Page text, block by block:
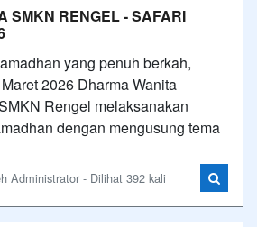
SMKN RENGEL - SAFARI
yang penuh berkah,
2026 Dharma Wanita
Rengel melaksanakan
dengan mengusung tema
Administrator - Dilihat 392 kali